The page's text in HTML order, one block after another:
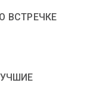
ВСТРЕЧКЕ